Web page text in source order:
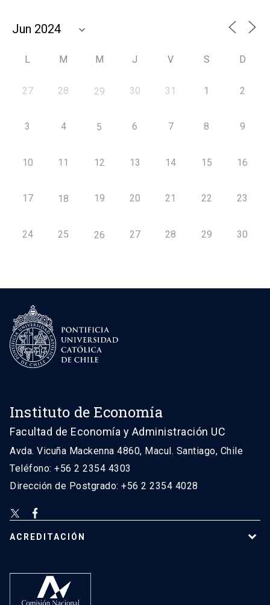
L M M J V S D
27 28 29 30 31 1 2
3 4 5 6 7 8 9
10 11 12 13 14 15 16
17 18 19 20 21 22 23
24 25 26 27 28 29 30
Instituto de Economía
Facultad de Economía y Administración UC
Avda. Vicuña Mackenna 4860, Macul. Santiago, Chile
Teléfono: +56 2 2354 4303
Dirección de Postgrado: +56 2 2354 4028
ACREDITACIÓN